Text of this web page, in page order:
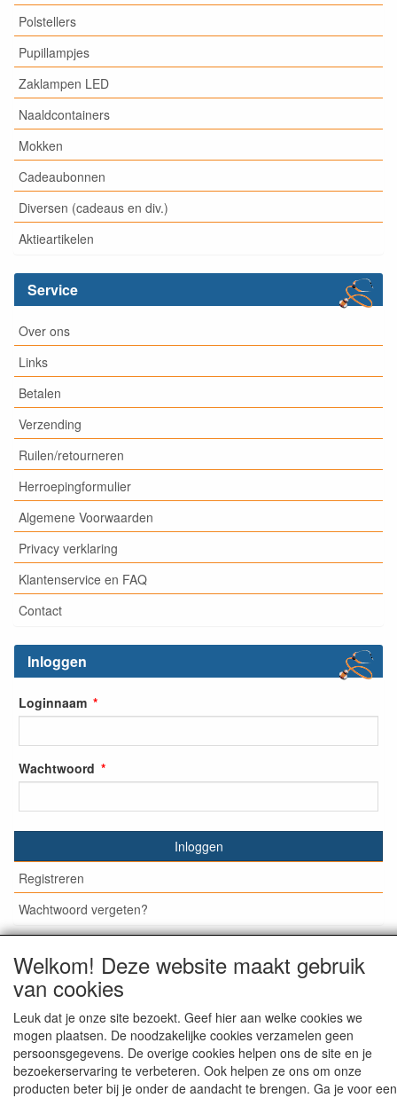
Polstellers
Pupillampjes
Zaklampen LED
Naaldcontainers
Mokken
Cadeaubonnen
Diversen (cadeaus en div.)
Aktieartikelen
Service
Over ons
Links
Betalen
Verzending
Ruilen/retourneren
Herroepingformulier
Algemene Voorwaarden
Privacy verklaring
Klantenservice en FAQ
Contact
Inloggen
Loginnaam
Wachtwoord
Inloggen
Registreren
Wachtwoord vergeten?
© Medisan Trading | Alblasserdam. Alle genoemde prijzen
zijn inclusief BTW en exclusief
verzendkosten , tenzij anders
staat aangegeven.
Welkom! Deze website maakt gebruik
van cookies
Leuk dat je onze site bezoekt. Geef hier aan welke cookies we
mogen plaatsen. De noodzakelijke cookies verzamelen geen
persoonsgegevens. De overige cookies helpen ons de site en je
bezoekerservaring te verbeteren. Ook helpen ze ons om onze
producten beter bij je onder de aandacht te brengen. Ga je voor een